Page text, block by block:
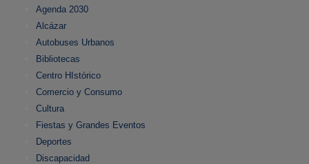
Agenda 2030
Alcázar
Autobuses Urbanos
Bibliotecas
Centro HIstórico
Comercio y Consumo
Cultura
Fiestas y Grandes Eventos
Deportes
Discapacidad